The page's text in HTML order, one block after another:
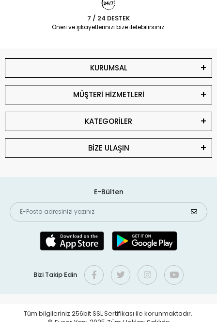
7 / 24 DESTEK
Öneri ve şikayetlerinizi bize iletebilirsiniz.
KURUMSAL
MÜŞTERİ HİZMETLERİ
KATEGORİLER
BİZE ULAŞIN
E-Bülten
Bizi Takip Edin
Tüm bilgileriniz 256bit SSL Sertifikası ile korunmaktadır.